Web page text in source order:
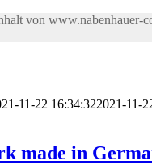
von www.nabenhauer-
11-22 16:34:322021-11-
made in